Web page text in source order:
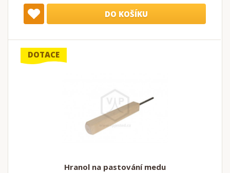
DO KOŠÍKU
DOTACE
Hranol na pastování medu